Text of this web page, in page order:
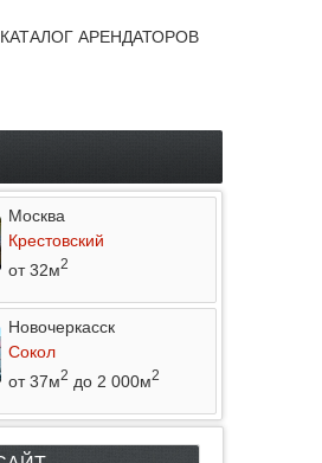
КАТАЛОГ АРЕНДАТОРОВ
Москва
Крестовский
от 32м2
Новочеркасск
Сокол
от 37м2 до 2 000м2